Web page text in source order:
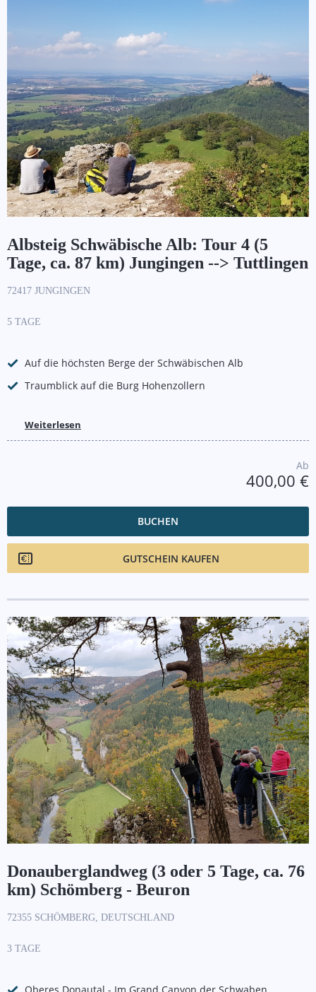
Albsteig Schwäbische Alb: Tour 4 (5
Tage, ca. 87 km) Jungingen --> Tuttlingen
72417 JUNGINGEN
5 TAGE
Auf die höchsten Berge der Schwäbischen Alb
Traumblick auf die Burg Hohenzollern
Weiterlesen
Ab
400,00 €
BUCHEN
GUTSCHEIN KAUFEN
Donauberglandweg (3 oder 5 Tage, ca. 76
km) Schömberg - Beuron
72355 SCHÖMBERG, DEUTSCHLAND
3 TAGE